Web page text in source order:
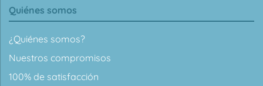
Quiénes somos
¿Quiénes somos?
Nuestros compromisos
100% de satisfacción